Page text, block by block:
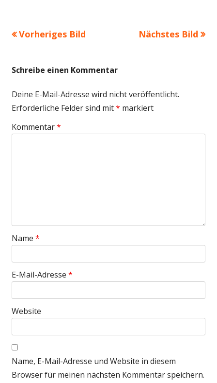
Vorheriges Bild Nächstes Bild
Schreibe einen Kommentar
Deine E-Mail-Adresse wird nicht veröffentlicht.
Erforderliche Felder sind mit* markiert
Kommentar*
Name *
E-Mail-Adresse *
Website
Name, E-Mail-Adresse und Website in diesem
Browser für meinen nächsten Kommentar speichern.